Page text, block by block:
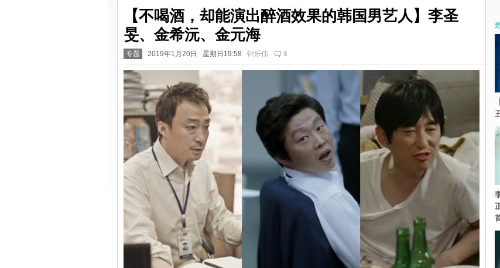
【不喝酒，却能演出醉酒效果的韩国男艺人】李圣
旻、金希沅、金元海
专题 2019年1月20日 星期日19:58 钟乐伟 3